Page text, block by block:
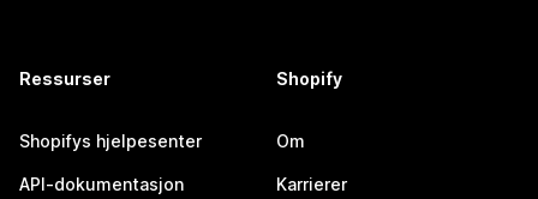
Ressurser
Shopifys hjelpesenter
API-dokumentasjon
Shopify
Om
Karrierer